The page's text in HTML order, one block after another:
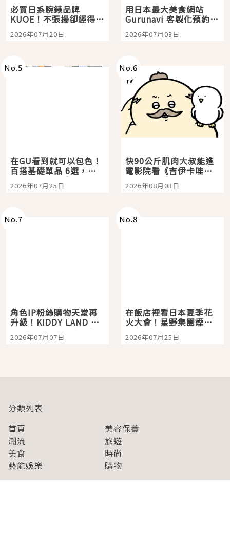
必買日系腕錶品牌
KUOE！不張揚卻經得起
時間洗鍊的經典之作五
選
2026年07月20日
用日本最大美食網站
Gurunavi 客製化預約九
大都市餐廳，打造專屬
美食體驗！
2026年07月03日
No.5
在GU看到就可以包色！
百搭基礎單品 6選，閉
眼全收也不心疼
2026年07月25日
No.6
快90公斤肌肉大叔能進
電影院看《吉伊卡哇》
嗎？日本重金屬樂團
「打首」會長與nagano
2026年08月03日
No.7
角色IP粉絲購物天堂再
升級！KIDDY LAND 原
宿店吉伊卡哇迎客，新
開幕 OMOKADO 店3分
2026年07月07日
No.8
在飯店裡看日本夏季花
火大會！星野集團煙火
景觀飯店6選，讓你不用
人擠人悠閒欣賞
2026年07月25日
分類列表
首頁
美容保養
潮流
旅遊
美食
時尚
藝能娛樂
購物